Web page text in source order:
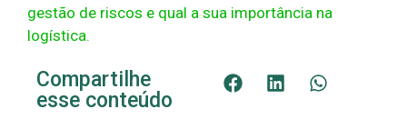
gestão de riscos e qual a sua importância na
logística
Compartilhe
esse conteúdo